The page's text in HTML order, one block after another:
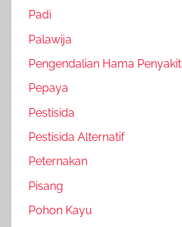
Padi
Palawija
Pengendalian Hama Penyakit
Pepaya
Pestisida
Pestisida Alternatif
Peternakan
Pisang
Pohon Kayu